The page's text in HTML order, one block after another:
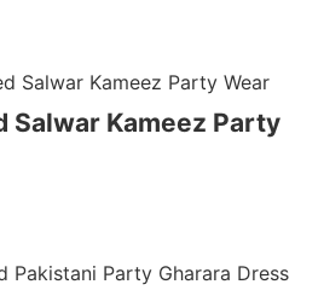
Salwar Kameez Party